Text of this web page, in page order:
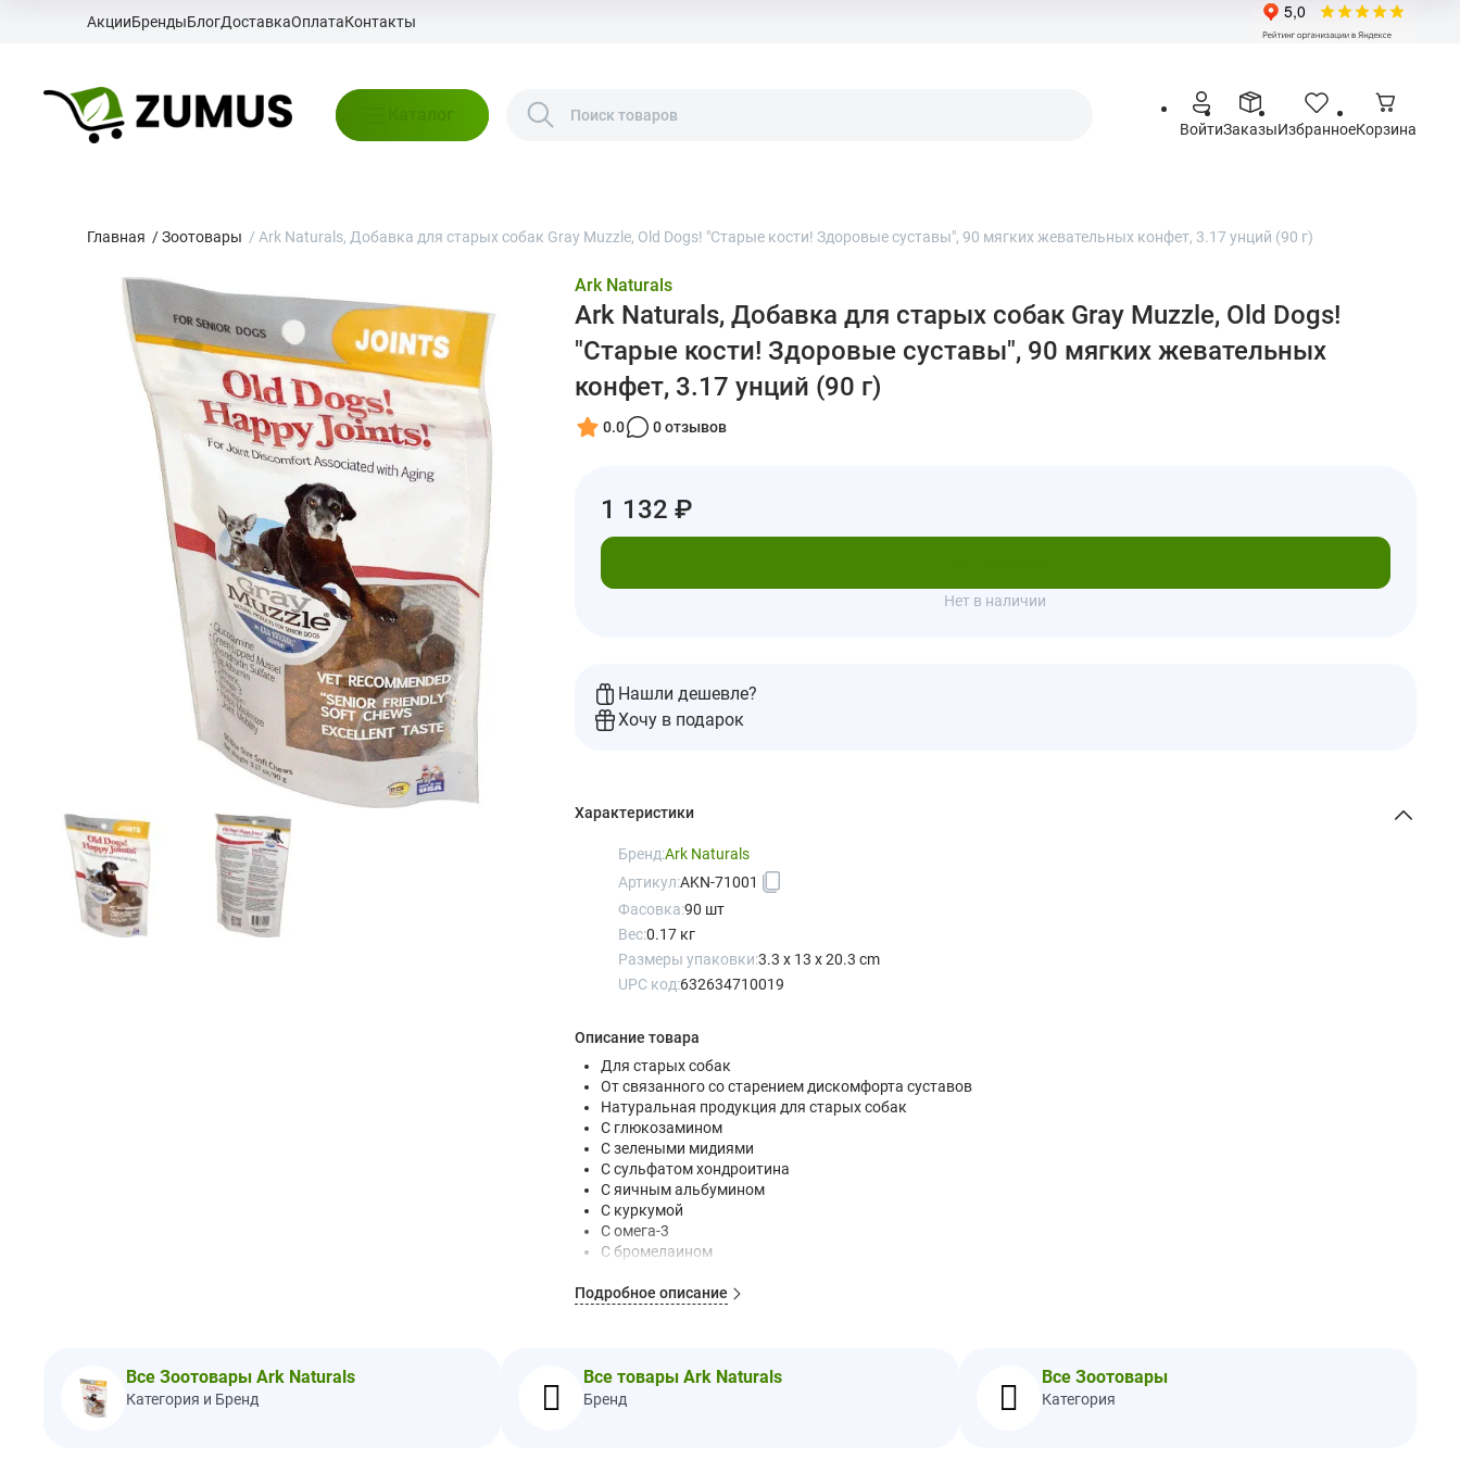
АкцииБрендыБлогДоставкаОплатаКонтакты
Каталог
ВойтиЗаказыИзбранноеКорзина
Главная /Зоотовары / Ark Naturals, Добавка для старых собак Gray Muzzle, Old Dogs! "Старые кости! Здоровые суставы", 90 мягких жевательных конфет, 3.17 унций (90 г)
Ark Naturals
Ark Naturals, Добавка для старых собак Gray Muzzle, Old Dogs!
"Старые кости! Здоровые суставы", 90 мягких жевательных
конфет, 3.17 унций (90 г)
0.0 0 отзывов
1 132 ₽
Нет в наличии
Нашли дешевле?
Хочу в подарок
Характеристики
Бренд:Ark Naturals
Артикул:AKN-71001
Фасовка:90 шт
Вес:0.17 кг
Размеры упаковки:3.3 x 13 x 20.3 cm
UPC код:632634710019
Описание товара
Для старых собак
От связанного со старением дискомфорта суставов
Натуральная продукция для старых собак
С глюкозамином
С зелеными мидиями
С сульфатом хондроитина
С яичным альбумином
С куркумой
С омега-3
С бромелаином
Рекомендовано ветеринарами
Эталон качества
Сертифицировано Национальным советом по добавкам для животных
Подробное описание
Все Зоотовары Ark Naturals
Категория и Бренд
Все товары Ark Naturals
Бренд
Все Зоотовары
Категория